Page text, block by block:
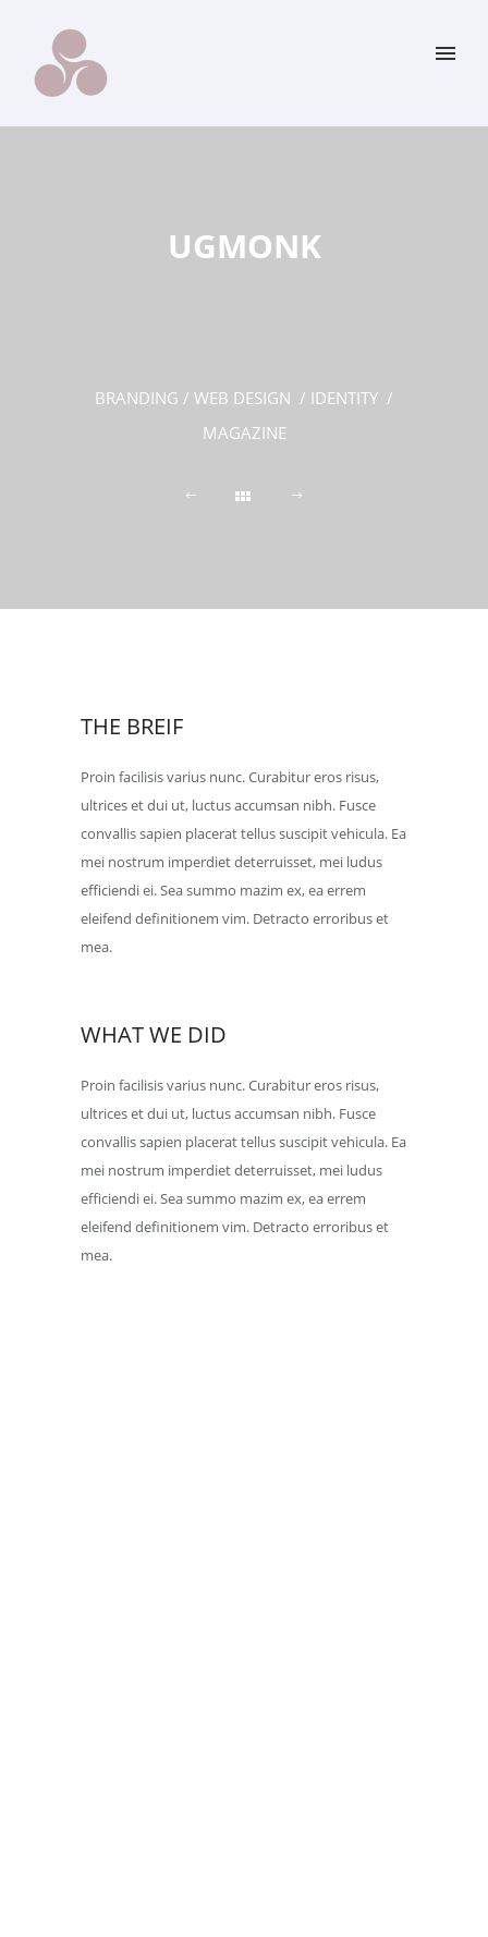
UGMONK
BRANDING / WEB DESIGN / IDENTITY /
MAGAZINE
THE BREIF
Proin facilisis varius nunc. Curabitur eros risus,
ultrices et dui ut, luctus accumsan nibh. Fusce
convallis sapien placerat tellus suscipit vehicula. Ea
mei nostrum imperdiet deterruisset, mei ludus
efficiendi ei. Sea summo mazim ex, ea errem
eleifend definitionem vim. Detracto erroribus et
mea.
WHAT WE DID
Proin facilisis varius nunc. Curabitur eros risus,
ultrices et dui ut, luctus accumsan nibh. Fusce
convallis sapien placerat tellus suscipit vehicula. Ea
mei nostrum imperdiet deterruisset, mei ludus
efficiendi ei. Sea summo mazim ex, ea errem
eleifend definitionem vim. Detracto erroribus et
mea.